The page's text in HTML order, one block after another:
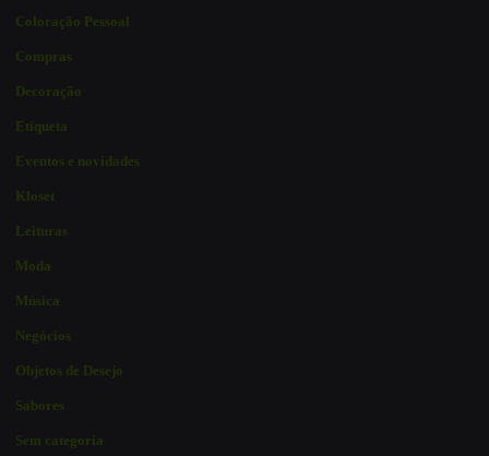
Coloração Pessoal
Compras
Decoração
Etiqueta
Eventos e novidades
Kloset
Leituras
Moda
Música
Negócios
Objetos de Desejo
Sabores
Sem categoria